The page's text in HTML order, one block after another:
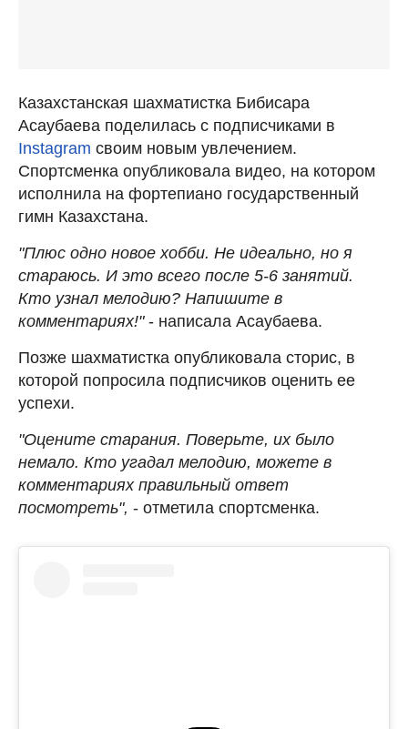
Казахстанская шахматистка Бибисара
Асаубаева поделилась с подписчиками в
Instagram своим новым увлечением.
Спортсменка опубликовала видео, на котором
исполнила на фортепиано государственный
гимн Казахстана.
"Плюс одно новое хобби. Не идеально, но я
стараюсь. И это всего после 5-6 занятий.
Кто узнал мелодию? Напишите в
комментариях!"- написала Асаубаева.
Позже шахматистка опубликовала сторис, в
которой попросила подписчиков оценить ее
успехи.
"Оцените старания. Поверьте, их было
немало. Кто угадал мелодию, можете в
комментариях правильный ответ
посмотреть", - отметила спортсменка.